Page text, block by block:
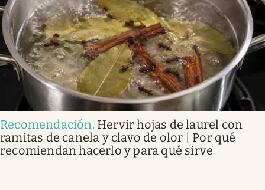
Recomendación. Hervir hojas de laurel con
ramitas de canela y clavo de olor | Por qué
recomiendan hacerlo y para qué sirve